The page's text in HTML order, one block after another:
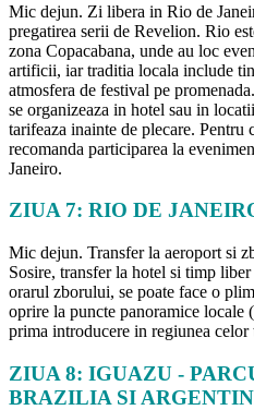
Mic dejun. Zi libera in Rio de
pregatirea serii de Revelion. Rio
zona Copacabana, unde au loc
artificii, iar traditia locala include
atmosfera de festival pe
se organizeaza in hotel sau in
tarifeaza inainte de plecare. Pentru
recomanda participarea la
Janeiro.
ZIUA 7: RIO DE
Mic dejun. Transfer la aeroport si
Sosire, transfer la hotel si timp
orarul zborului, se poate face o
oprire la puncte panoramice
prima introducere in regiunea
ZIUA 8: IGUAZU -
BRAZILIA SI